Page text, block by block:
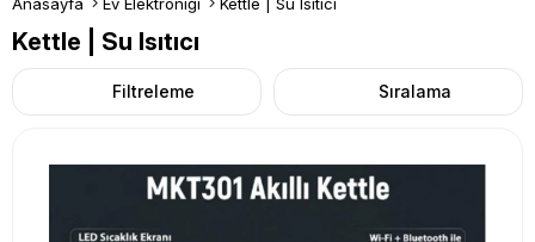
Kettle | Su Isıtıcı
Filtreleme Sıralama